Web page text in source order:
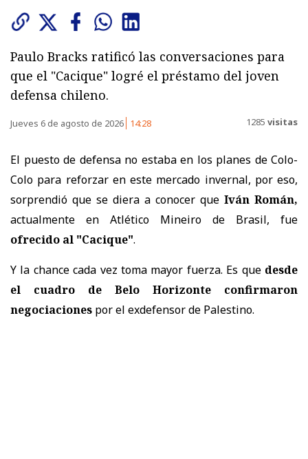
Paulo Bracks ratificó las conversaciones para
que el "Cacique" logré el préstamo del joven
defensa chileno.
Jueves 6 de agosto de 2026 14:28 1285 visitas
El puesto de defensa no estaba en los planes de Colo-
Colo para reforzar en este mercado invernal, por eso,
sorprendió que se diera a conocer que Iván Román,
actualmente en Atlético Mineiro de Brasil, fue
ofrecido al "Cacique".
Y la chance cada vez toma mayor fuerza. Es que desde
el cuadro de Belo Horizonte confirmaron
negociaciones por el exdefensor de Palestino.